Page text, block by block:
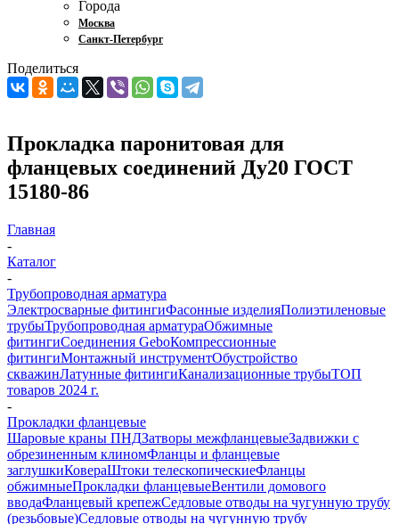
Города
Москва
Санкт-Петербург
Поделиться
Прокладка паронитовая для
фланцевых соединений Ду20 ГОСТ
15180-86
Главная
-
Каталог
-
Трубопроводная арматура
Электросварные фитингиФасонные изделияПолиэтиленовые
трубыТрубопроводная арматураОбжимные
фитингиСоединения GeboКомпрессионные
фитингиМонтажный инструментОбустройство
скважинЛатунные фитингиКанализационные трубыТОП
товаров 2024 г.
-
Прокладки фланцевые
Шаровые краны ПНДЗатворы межфланцевыеЗадвижки с
обрезиненным клиномФланцы и фланцевые
заглушкиКовераШтоки телескопическиеФланцы
обжимныеПрокладки фланцевыеВентили домового
вводаФланцевый крепежСедловые отводы на чугунную трубу
(резьбовые)Седловые отводы на чугунную трубу